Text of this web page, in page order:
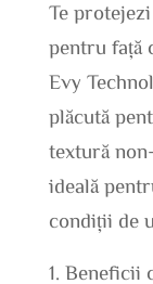
Te
pentru față
Evy
plăcută
textură
ideală
condiții de
Beneficii